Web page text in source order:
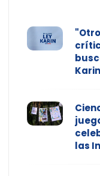
Karin
las